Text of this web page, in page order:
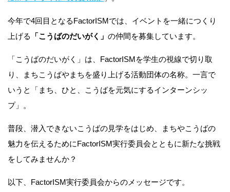
今年で4回目となるFactorISMでは、イベントを一緒につくり
上げる
「こうばのだいがく」 の仲間を募集しています。
「こうばのだいがく」は、FactorISMを学生の視線で切り取
り、まちこうばやまちを盛り上げる活動団体の名称。一言で
いうと「まち、ひと、こうばを元気にするインターンシッ
プ」。
普段、潜入できないこうばの見学をはじめ、まちやこうばの
魅力を伝えるためにFactorISM実行委員会とともに新たな挑戦
をしてみませんか？
以下、FactorISM実行委員会からのメッセージです。